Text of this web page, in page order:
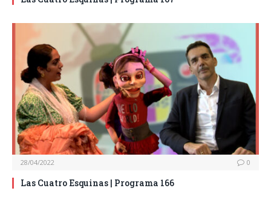
28/04/2022 0
Las Cuatro Esquinas | Programa 166